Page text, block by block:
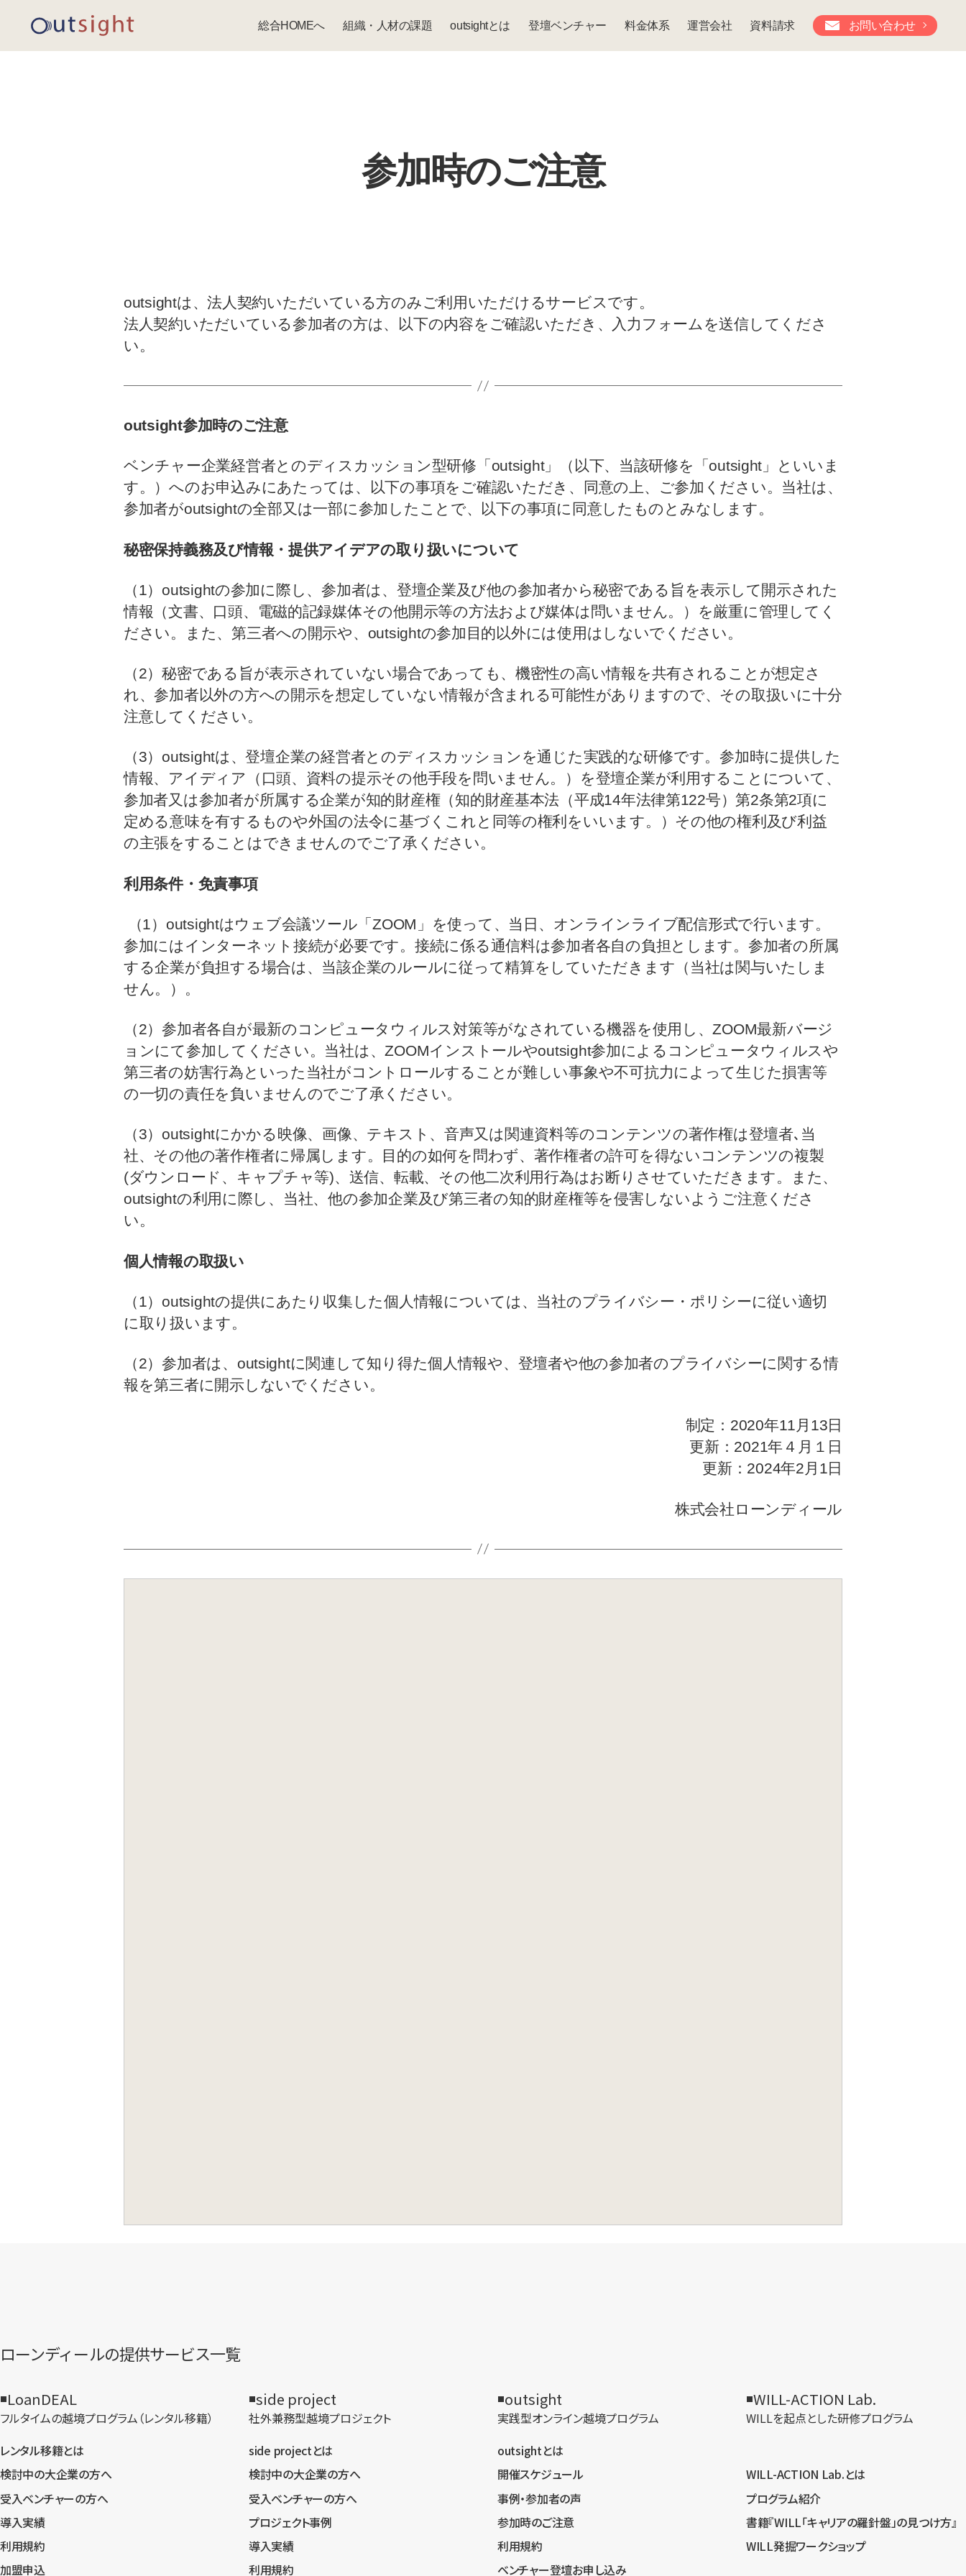
総合HOMEへ 組織・人材の課題 outsightとは 登壇ベンチャー 料金体系 運営会社 資料請求 お問い合わせ
参加時のご注意
outsightは、法人契約いただいている方のみご利用いただけるサービスです。
法人契約いただいている参加者の方は、以下の内容をご確認いただき、入力フォームを送信してくださ
い。
outsight参加時のご注意
ベンチャー企業経営者とのディスカッション型研修「outsight」（以下、当該研修を「outsight」といいま
す。）へのお申込みにあたっては、以下の事項をご確認いただき、同意の上、ご参加ください。当社は、
参加者がoutsightの全部又は一部に参加したことで、以下の事項に同意したものとみなします。
秘密保持義務及び情報・提供アイデアの取り扱いについて
（1）outsightの参加に際し、参加者は、登壇企業及び他の参加者から秘密である旨を表示して開示された
情報（文書、口頭、電磁的記録媒体その他開示等の方法および媒体は問いません。）を厳重に管理してく
ださい。また、第三者への開示や、outsightの参加目的以外には使用はしないでください。
（2）秘密である旨が表示されていない場合であっても、機密性の高い情報を共有されることが想定さ
れ、参加者以外の方への開示を想定していない情報が含まれる可能性がありますので、その取扱いに十分
注意してください。
（3）outsightは、登壇企業の経営者とのディスカッションを通じた実践的な研修です。参加時に提供した
情報、アイディア（口頭、資料の提示その他手段を問いません。）を登壇企業が利用することについて、
参加者又は参加者が所属する企業が知的財産権（知的財産基本法（平成14年法律第122号）第2条第2項に
定める意味を有するものや外国の法令に基づくこれと同等の権利をいいます。）その他の権利及び利益
の主張をすることはできませんのでご了承ください。
利用条件・免責事項
（1）outsightはウェブ会議ツール「ZOOM」を使って、当日、オンラインライブ配信形式で行います。
参加にはインターネット接続が必要です。接続に係る通信料は参加者各自の負担とします。参加者の所属
する企業が負担する場合は、当該企業のルールに従って精算をしていただきます（当社は関与いたしま
せん。）。
（2）参加者各自が最新のコンピュータウィルス対策等がなされている機器を使用し、ZOOM最新バージ
ョンにて参加してください。当社は、ZOOMインストールやoutsight参加によるコンピュータウィルスや
第三者の妨害行為といった当社がコントロールすることが難しい事象や不可抗力によって生じた損害等
の一切の責任を負いませんのでご了承ください。
（3）outsightにかかる映像、画像、テキスト、音声又は関連資料等のコンテンツの著作権は登壇者､当
社、その他の著作権者に帰属します。目的の如何を問わず、著作権者の許可を得ないコンテンツの複製
(ダウンロード、キャプチャ等)、送信、転載、その他二次利用行為はお断りさせていただきます。また、
outsightの利用に際し、当社、他の参加企業及び第三者の知的財産権等を侵害しないようご注意くださ
い。
個人情報の取扱い
（1）outsightの提供にあたり収集した個人情報については、当社のプライバシー・ポリシーに従い適切
に取り扱います。
（2）参加者は、outsightに関連して知り得た個人情報や、登壇者や他の参加者のプライバシーに関する情
報を第三者に開示しないでください。
制定：2020年11月13日
更新：2021年４月１日
更新：2024年2月1日
株式会社ローンディール
ローンディールの​提供サービス一覧
LoanDEAL
フルタイムの越境プログラム​（レンタル移籍）
レンタル移籍とは
検討中の大企業の方へ
受入ベンチャーの方へ
導入実績
利用規約
加盟申込
side project
社外兼務型​越境プロジェクト
side projectとは
検討中の大企業の方へ
受入ベンチャーの方へ
プロジェクト事例
導入実績
利用規約
outsight
実践型オンライン​越境プログラム
outsightとは
開催スケジュール
事例・参加者の声
参加時のご注意
利用規約
ベンチャー登壇お申し込み
WILL-ACTION Lab.
WILLを​起点とした​研修プログラム
WILL-ACTION Lab.とは
プログラム紹介
書籍『WILL「キャリアの羅針盤」の見つけ方』
WILL発掘ワークショップ